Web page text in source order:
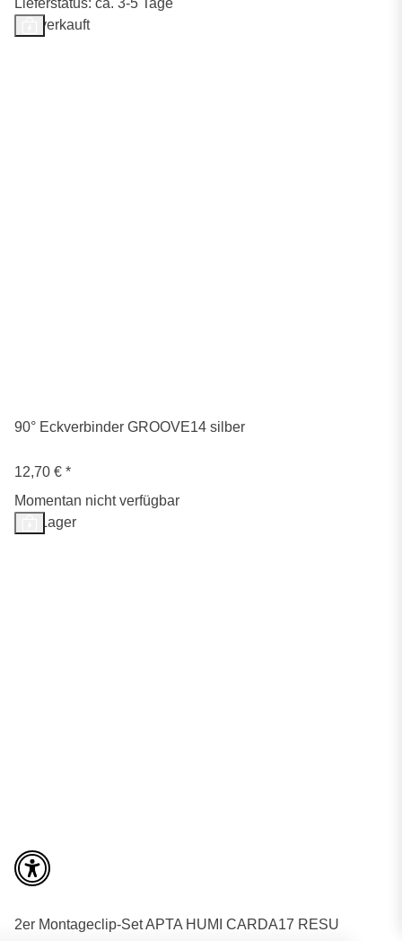
Ausverkauft
90° Eckverbinder GROOVE14 silber
12,70 € *
Momentan nicht verfügbar
Auf Lager
2er Montageclip-Set APTA HUMI CARDA17 RESU